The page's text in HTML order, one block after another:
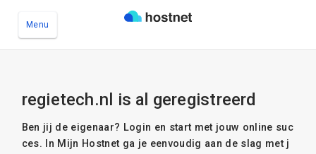
Menu
regietech.nl is al geregistreerd
Ben jij de eigenaar? Login en start met jouw online suc
ces. In Mijn Hostnet ga je eenvoudig aan de slag met j